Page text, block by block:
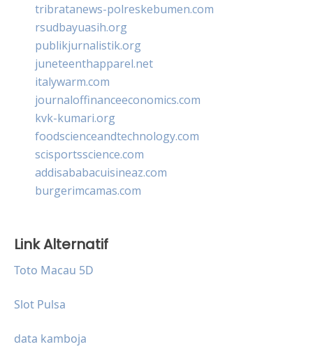
tribratanews-polreskebumen.com
rsudbayuasih.org
publikjurnalistik.org
juneteenthapparel.net
italywarm.com
journaloffinanceeconomics.com
kvk-kumari.org
foodscienceandtechnology.com
scisportsscience.com
addisababacuisineaz.com
burgerimcamas.com
Link Alternatif
Toto Macau 5D
Slot Pulsa
data kamboja